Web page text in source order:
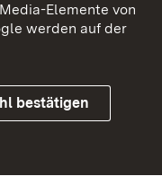
Elemente von
werden auf der
bestätigen